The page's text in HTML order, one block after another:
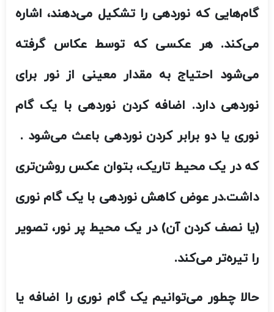
گام‌هایی که نوردهی را تشکیل می‌دهند، اشاره
می‌کند. هر عکسی که توسط عکاس گرفته
می‌شود احتیاج به مقدار معینی از نور برای
نوردهی دارد. اضافه کردن نوردهی با یک گام
نوری یا دو برابر کردن نوردهی باعث می‌شود .
که در یک محیط تاریک، بتوان عکس روشن‌تری
داشت.در عوض کاهش نوردهی با یک گام نوری
(یا نصف کردن آن) در یک محیط پر نور، تصویر
را تیره‌تر می‌کند.
حالا چطور می‌توانیم یک گام نوری را اضافه یا